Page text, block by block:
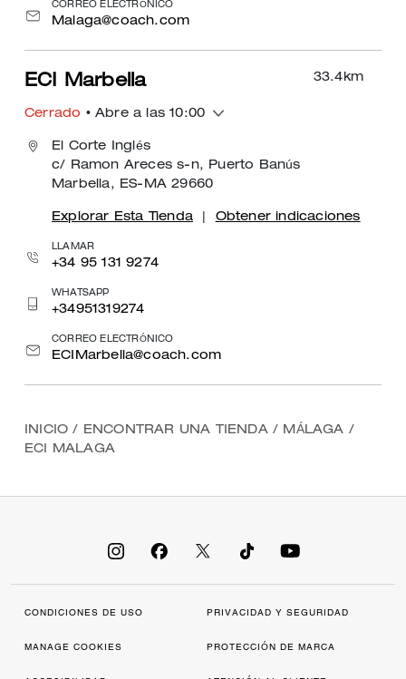
CORREO ELECTRÓNICO
Malaga@coach.com
33.4km
ECI Marbella
Cerrado • Abre a las 10:00
El Corte Inglés
c/ Ramon Areces s-n, Puerto Banús
Marbella, ES-MA 29660
Explorar Esta Tienda Obtener indicaciones
LLAMAR
+34 95 131 9274
WHATSAPP
+34951319274
CORREO ELECTRÓNICO
ECIMarbella@coach.com
INICIO / ENCONTRAR UNA TIENDA / MÁLAGA /
ECI MALAGA
CONDICIONES DE USO PRIVACIDAD Y SEGURIDAD
MANAGE COOKIES PROTECCIÓN DE MARCA